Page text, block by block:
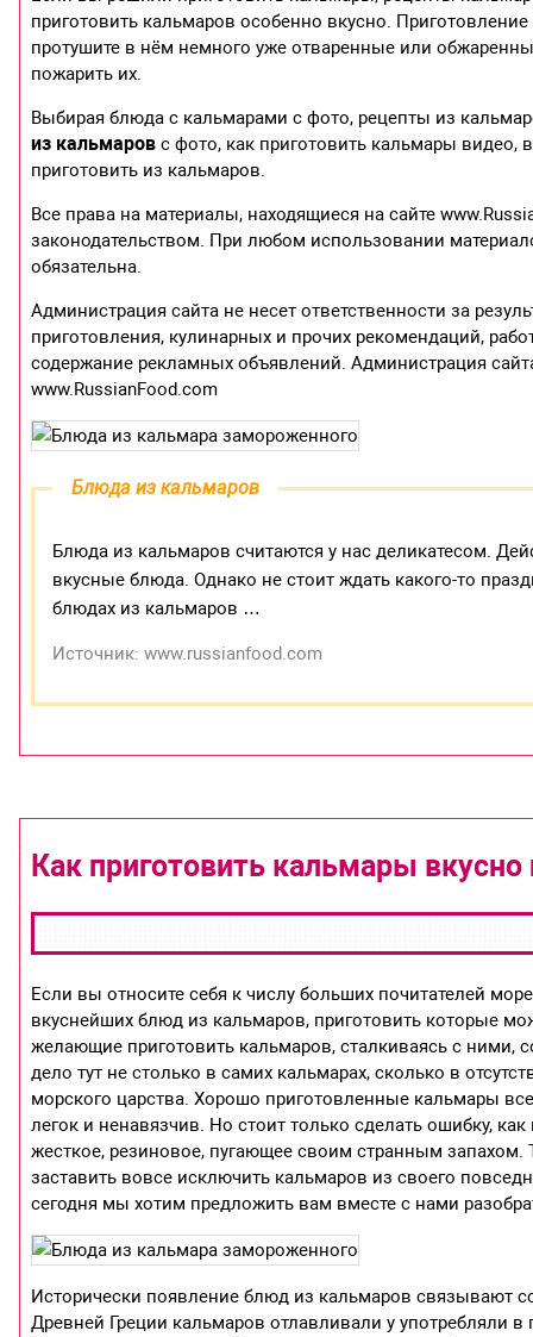
приготовить кальмаров особенно вкусно.
протушите в нём немного уже отваренные или
пожарить их.
Выбирая блюда с кальмарами с фото, рецепты из
из кальмаров с фото, как приготовить кальмары видео,
приготовить из кальмаров.
Все права на материалы, находящиеся на сайте
законодательством. При любом использовании
обязательна.
Администрация сайта не несет ответственности за
приготовления, кулинарных и прочих рекомендаций,
содержание рекламных объявлений. Администрация
www.RussianFood.com
Блюда из кальмаров
Блюда из кальмаров считаются у нас деликатесом.
вкусные блюда. Однако не стоит ждать какого-то
блюдах из кальмаров …
Источник: www.russianfood.com
Как приготовить кальмары вкусно
Если вы относите себя к числу больших почитателей
вкуснейших блюд из кальмаров, приготовить которые
желающие приготовить кальмаров, сталкиваясь с ними,
дело тут не столько в самих кальмарах, сколько в
морского царства. Хорошо приготовленные кальмары
легок и ненавязчив. Но стоит только сделать ошибку,
жесткое, резиновое, пугающее своим странным запахом.
заставить вовсе исключить кальмаров из своего
сегодня мы хотим предложить вам вместе с нами
Исторически появление блюд из кальмаров связывают
Древней Греции кальмаров отлавливали у употребляли